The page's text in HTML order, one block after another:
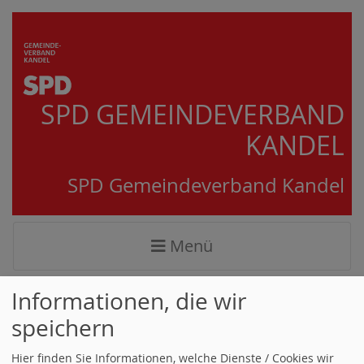
SPD GEMEINDEVERBAND
KANDEL
SPD Gemeindeverband Kandel
Menü
Stammtisch der SPD AG
60plus im
Informationen, die wir
speichern
Hier finden Sie Informationen, welche Dienste / Cookies wir